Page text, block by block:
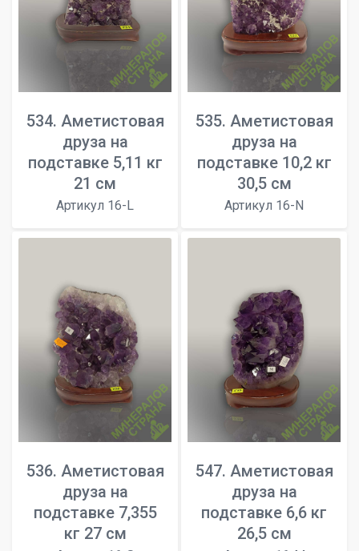
534. Аметистовая
друза на
подставке 5,11 кг
21 см
Артикул 16-L
535. Аметистовая
друза на
подставке 10,2 кг
30,5 см
Артикул 16-N
536. Аметистовая
друза на
подставке 7,355
кг 27 см
547. Аметистовая
друза на
подставке 6,6 кг
26,5 см